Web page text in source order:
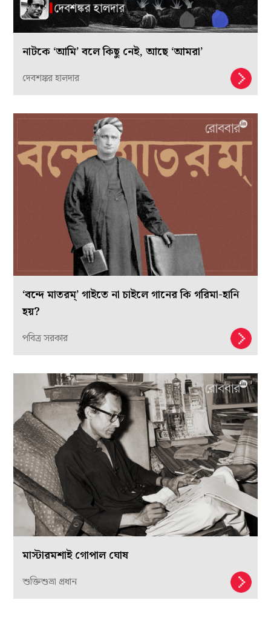
নাটকে ‘আমি’ বলে কিছু নেই, আছে ‘আমরা’
দেবশঙ্কর হালদার
‘বন্দে মাতরম্’ গাইতে না চাইলে গানের কি গরিমা-হানি
হয়?
পবিত্র সরকার
মাস্টারমশাই গোপাল ঘোষ
শুক্তিশুভ্রা প্রধান